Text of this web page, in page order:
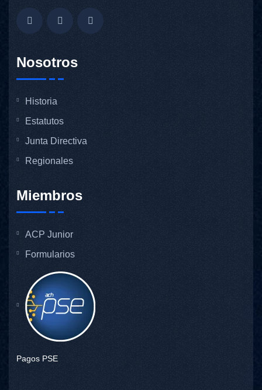
Nosotros
Historia
Estatutos
Junta Directiva
Regionales
Miembros
ACP Junior
Formularios
Pagos PSE